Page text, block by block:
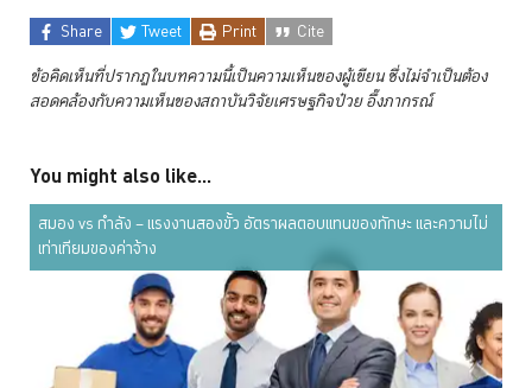
Share
Tweet Print Cite
ข้อคิดเห็นที่ปรากฏในบทความนี้เป็นความเห็นของผู้เขียน ซึ่งไม่จำเป็นต้อง
สอดคล้องกับความเห็นของสถาบันวิจัยเศรษฐกิจป๋วยอึ๊งภากรณ์
You might also like...
สมอง vs กำลัง – แรงงานสองขั้ว อัตราผลตอบแทนของทักษะ และความไม่
เท่าเทียมของค่าจ้าง